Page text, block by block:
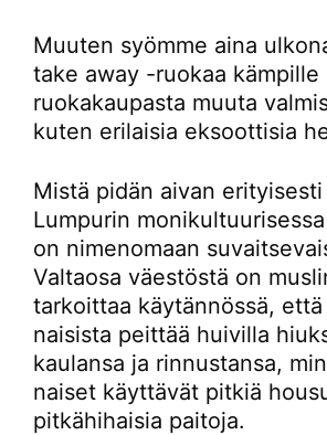
Muuten syömme aina
take away -ruokaa kämpille
ruokakaupasta muuta
kuten erilaisia eksoottisia
Mistä pidän aivan erityisesti
Lumpurin
on nimenomaan
Valtaosa väestöstä on
tarkoittaa käytännössä,
naisista peittää huivilla
kaulansa ja rinnustansa,
naiset käyttävät pitkiä
pitkähihaisia paitoja.